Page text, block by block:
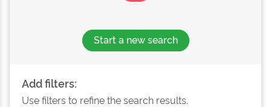
Start a new search
Add filters:
Use filters to refine the search results.